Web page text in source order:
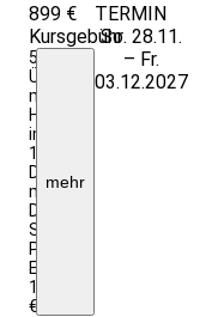
899 €
Kursgebühr
5
Übernachtungen
mit
Halbpension
im
1/2
Doppelzimmer
mit
DU/WC;
Studienleitung,
Programmdurchführung;
EZZ:
190,00
€
mehr
TERMIN
So. 28.11.
– Fr.
03.12.2027